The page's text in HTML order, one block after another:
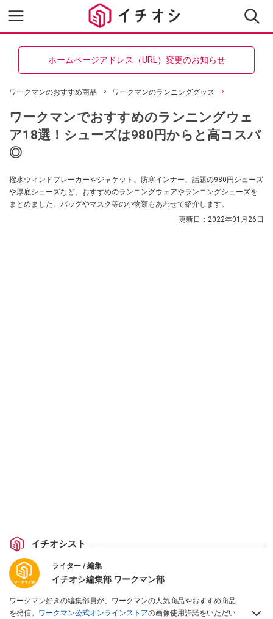
ホームページアドレス（URL）変更のお知らせ
ワークマンのおすすめ商品 ワークマンのランニンググッズ
ワークマンでおすすめのランニングウェ
ア18選！シューズは980円からと高コスパ
◎
撥水ウィンドブレーカーやジャケット、防寒インナー、話題の980円シューズ
や厚底シューズなど、おすすめのランニングウェアやランニングシューズを
まとめました。バッグやマスク等の小物類もあわせて紹介します。
更新日： 2022年01月26日
イチオシスト
ライター / 編集
イチオシ編集部 ワークマン部
ワークマン好きの編集部員が、ワークマンの人気商品やおすすめ商品
を発信。 ワークマン公式オンラインストアの画像使用許諾をいただい